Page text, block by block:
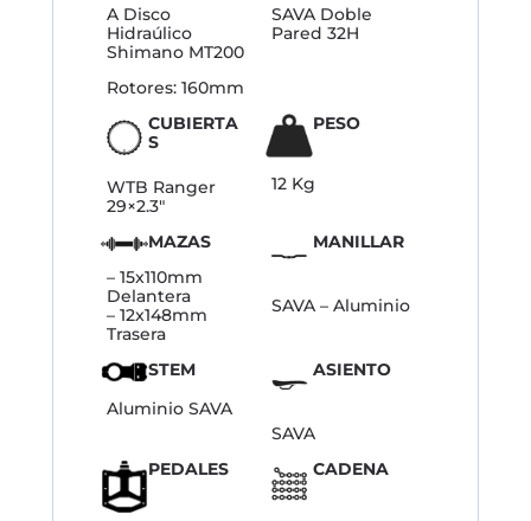
A Disco
Hidraúlico
Shimano MT200
Rotores: 160mm
SAVA Doble
Pared 32H
CUBIERTA
S
WTB Ranger
29×2.3″
PESO
12 Kg
MAZAS
– 15x110mm
Delantera
– 12x148mm
Trasera
MANILLAR
SAVA – Aluminio
STEM
Aluminio SAVA
ASIENTO
SAVA
PEDALES
CADENA